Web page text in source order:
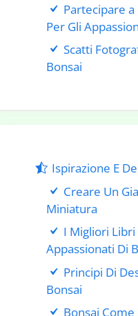
Partecipare
Per Gli
Scatti
Bonsai
Ispirazione E
Creare Un
Miniatura
I Migliori Libri
Appassionati Di
Principi Di
Bonsai
Bonsai